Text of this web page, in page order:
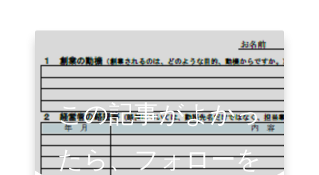
この記事がよかっ
たら、フォローを